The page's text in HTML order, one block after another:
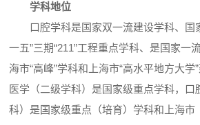
学科地位
口腔学科是国家双一流建设学科、国
一五”三期“211”工程重点学科、是国家一
海市“高峰”学科和上海市“高水平地方大
医学（二级学科）是国家级重点学科，口
科）是国家级重点（培育）学科和上海市